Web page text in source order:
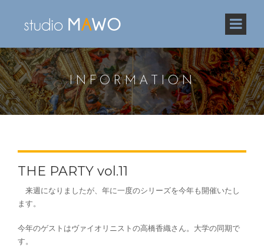
INFORMATION
THE PARTY vol.11
来週になりましたが、年に一度のシリーズを今年も開催いたし
ます。
今年のゲストはヴァイオリニストの高橋香織さん。大学の同期で
す。